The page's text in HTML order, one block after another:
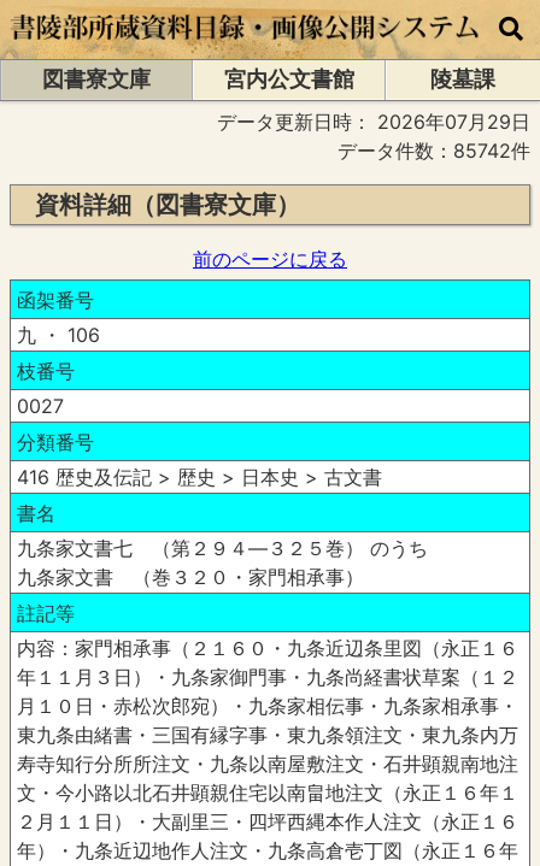
図書寮文庫 宮内公文書館
陵墓課
データ更新日時： 2026年07月29日
データ件数：85742件
資料詳細（図書寮文庫）
前のページに戻る
函架番号
九 ・ 106
枝番号
0027
分類番号
416 歴史及伝記 > 歴史 > 日本史 > 古文書
書名
九条家文書七 （第２９４―３２５巻） のうち
九条家文書 （巻３２０・家門相承事）
註記等
内容：家門相承事（２１６０・九条近辺条里図（永正１６
年１１月３日）・九条家御門事・九条尚経書状草案（１２
月１０日・赤松次郎宛）・九条家相伝事・九条家相承事・
東九条由緒書・三国有縁字事・東九条領注文・東九条内万
寿寺知行分所所注文・九条以南屋敷注文・石井顕親南地注
文・今小路以北石井顕親住宅以南畠地注文（永正１６年１
２月１１日）・大副里三・四坪西縄本作人注文（永正１６
年）・九条近辺地作人注文・九条高倉壱丁図（永正１６年